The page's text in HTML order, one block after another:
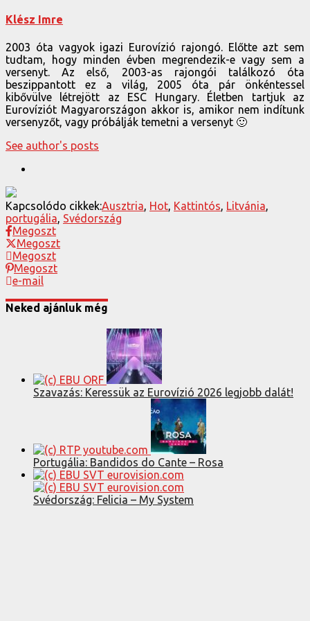
Klész Imre
2003 óta vagyok igazi Eurovízió rajongó. Előtte azt sem
tudtam, hogy minden évben megrendezik-e vagy sem a
versenyt. Az első, 2003-as rajongói találkozó óta
beszippantott ez a világ, 2005 óta pár önkéntessel
kibővülve létrejött az ESC Hungary. Életben tartjuk az
Eurovíziót Magyarországon akkor is, amikor nem indítunk
versenyzőt, vagy próbálják temetni a versenyt 🙂
See author's posts
Kapcsolódo cikkek:Ausztria Hot Kattintós Litvánia
portugália Svédország
Megoszt
Megoszt
Megoszt
Megoszt
e-mail
Neked ajánluk még
Szavazás: Keressük az Eurovízió 2026 legjobb dalát!
Portugália: Bandidos do Cante – Rosa
Svédország: Felicia – My System